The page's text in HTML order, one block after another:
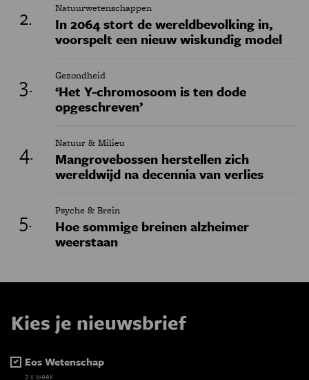
Natuurwetenschappen
In 2064 stort de wereldbevolking in,
voorspelt een nieuw wiskundig model
Gezondheid
‘Het Y-chromosoom is ten dode
opgeschreven’
Natuur & Milieu
Mangrovebossen herstellen zich
wereldwijd na decennia van verlies
Psyche & Brein
Hoe sommige breinen alzheimer
weerstaan
Kies je nieuwsbrief
Eos Wetenschap
2 x week